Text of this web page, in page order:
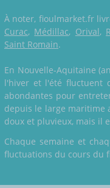
À noter, fioulmarket.fr
Curac, Médillac, Orival,
Saint Romain.
En Nouvelle-Aquitaine
l'hiver et l'été fluctuent
abondantes pour
depuis le large maritime
doux et pluvieux, mais il
Chaque semaine et
fluctuations du cours du